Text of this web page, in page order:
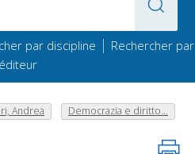
par discipline | Rechercher par
éditeur
Andrea Democrazia e diritto...